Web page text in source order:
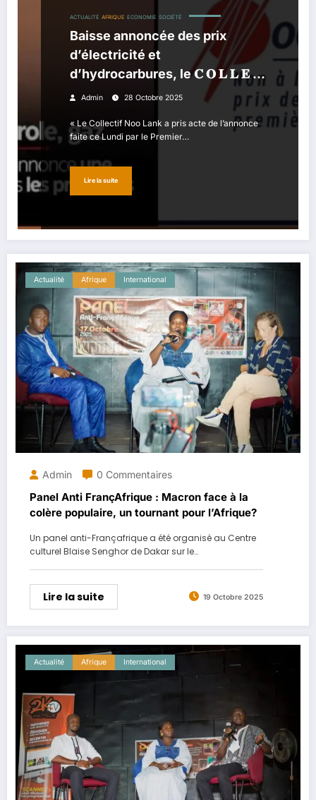
ACTUALITÉ AFRIQUE ECONOMIE SOCIÉTÉ
Baisse annoncée des prix
d’électricité et
d’hydrocarbures, le 𝐂 𝐎 𝐋 𝐋 𝐄 𝐂
𝐓 𝐈 𝐅 𝐍 𝐎 𝐎 𝐋 𝐀 𝐍 𝐊 affirme avoir
Admin 28 Octobre 2025
« Le Collectif Noo Lank a pris acte de l’annonce
faite ce Lundi par le Premier…
Lire la suite
Actualité Afrique International
Admin 0 Commentaires
Panel Anti FrançAfrique : Macron face à la
colère populaire, un tournant pour l’Afrique?
Un panel anti-Françafrique a été organisé au Centre
culturel Blaise Senghor de Dakar sur le…
Lire la suite 19 Octobre 2025
Actualité Afrique International